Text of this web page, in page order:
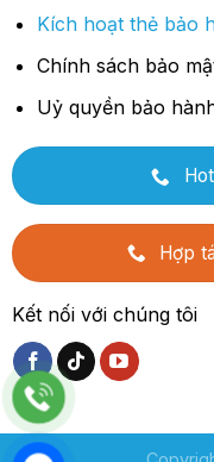
Kích hoạt thẻ bảo
Chính sách bảo
Uỷ quyền bảo
Hợp
Kết nối với chúng tôi